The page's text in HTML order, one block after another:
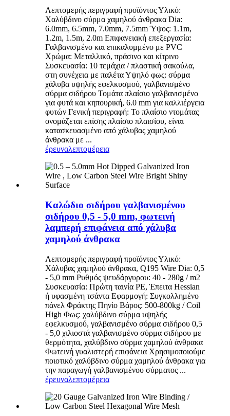
Λεπτομερής περιγραφή προϊόντος Υλικό:
Χαλύβδινο σύρμα χαμηλού άνθρακα Dia:
6.0mm, 6.5mm, 7.0mm, 7.5mm Ύψος: 1.1m,
1.2m, 1.5m, 2.0m Επιφανειακή επεξεργασία:
Γαλβανισμένο και επικαλυμμένο με PVC
Χρώμα: Μεταλλικό, πράσινο και κίτρινο
Συσκευασία: 10 τεμάχια / πλαστική σακούλα,
στη συνέχεια με παλέτα Υψηλό φως: σύρμα
χάλυβα υψηλής εφελκυσμού, γαλβανισμένο
σύρμα σιδήρου Τομάτα πλαίσιο γαλβανισμένο
για φυτά και κηπουρική, 6.0 mm για καλλιέργεια
φυτών Γενική περιγραφή: Το πλαίσιο ντομάτας
ονομάζεται επίσης πλαίσιο πλαισίου, είναι
κατασκευασμένο από χάλυβας χαμηλού
άνθρακα με ...
έρευναλεπτομέρεια
Καλώδιο σιδήρου γαλβανισμένου
σιδήρου 0,5 - 5,0 mm, φωτεινή
λαμπερή επιφάνεια από χάλυβα
χαμηλού άνθρακα
Λεπτομερής περιγραφή προϊόντος Υλικό:
Χάλυβας χαμηλού άνθρακα, Q195 Wire Dia: 0,5
- 5,0 mm Ρυθμός ψευδάργυρου: 40 - 280g / m2
Συσκευασία: Πρώτη ταινία PE, Έπειτα Hessian
ή υφασμένη τσάντα Εφαρμογή: Συγκολλημένο
πάνελ Φράκτης Πηνίο Βάρος: 500-800kg / Coil
High Φως: χαλύβδινο σύρμα υψηλής
εφελκυσμού, γαλβανισμένο σύρμα σιδήρου 0,5
- 5,0 χιλιοστά γαλβανισμένο σύρμα σιδήρου με
θερμότητα, χαλύβδινο σύρμα χαμηλού άνθρακα
Φωτεινή γυαλιστερή επιφάνεια Χρησιμοποιούμε
ποιοτικό χαλύβδινο σύρμα χαμηλού άνθρακα για
την παραγωγή γαλβανισμένου σύρματος ...
έρευναλεπτομέρεια